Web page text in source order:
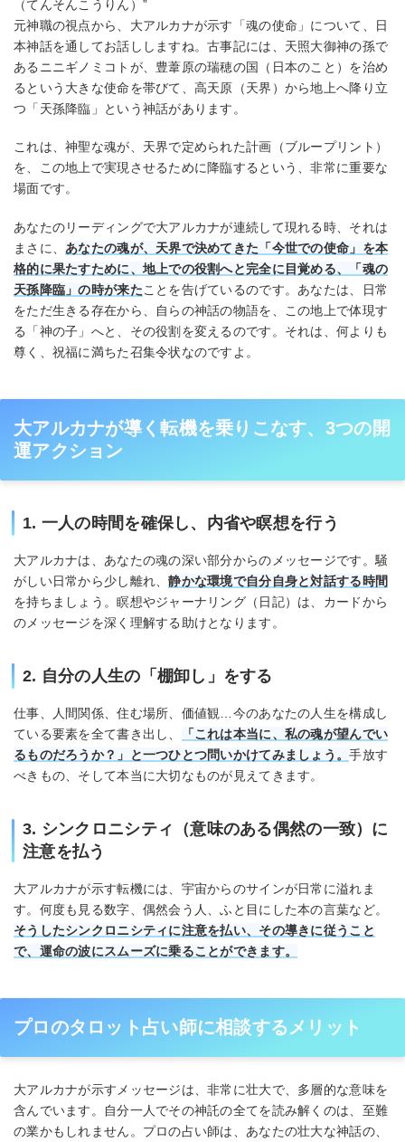
（てんそんこうりん）”
元神職の視点から、大アルカナが示す「魂の使命」について、日
本神話を通してお話ししますね。古事記には、天照大御神の孫で
あるニニギノミコトが、豊葦原の瑞穂の国（日本のこと）を治め
るという大きな使命を帯びて、高天原（天界）から地上へ降り立
つ「天孫降臨」という神話があります。
これは、神聖な魂が、天界で定められた計画（ブループリント）
を、この地上で実現させるために降臨するという、非常に重要な
場面です。
あなたのリーディングで大アルカナが連続して現れる時、それは
まさに、 あなたの魂が、天界で決めてきた「今世での使命」を本
格的に果たすために、地上での役割へと完全に目覚める、「魂の
天孫降臨」の時が来たことを告げているのです。あなたは、日常
をただ生きる存在から、自らの神話の物語を、この地上で体現す
る「神の子」へと、その役割を変えるのです。それは、何よりも
尊く、祝福に満ちた召集令状なのですよ。
大アルカナが導く転機を乗りこなす、3つの開
運アクション
1. 一人の時間を確保し、内省や瞑想を行う
大アルカナは、あなたの魂の深い部分からのメッセージです。騒
がしい日常から少し離れ、静かな環境で自分自身と対話する時間
を持ちましょう。瞑想やジャーナリング（日記）は、カードから
のメッセージを深く理解する助けとなります。
2. 自分の人生の「棚卸し」をする
仕事、人間関係、住む場所、価値観…今のあなたの人生を構成し
ている要素を全て書き出し、
「これは本当に、私の魂が望んでい
るものだろうか？」と一つひとつ問いかけてみましょう。手放す
べきもの、そして本当に大切なものが見えてきます。
3. シンクロニシティ（意味のある偶然の一致）に
注意を払う
大アルカナが示す転機には、宇宙からのサインが日常に溢れま
す。何度も見る数字、偶然会う人、ふと目にした本の言葉など。
そうしたシンクロニシティに注意を払い、その導きに従うこと
で、運命の波にスムーズに乗ることができます。
プロのタロット占い師に相談するメリット
大アルカナが示すメッセージは、非常に壮大で、多層的な意味を
含んでいます。自分一人でその神託の全てを読み解くのは、至難
の業かもしれません。プロの占い師は、あなたの壮大な神話の、